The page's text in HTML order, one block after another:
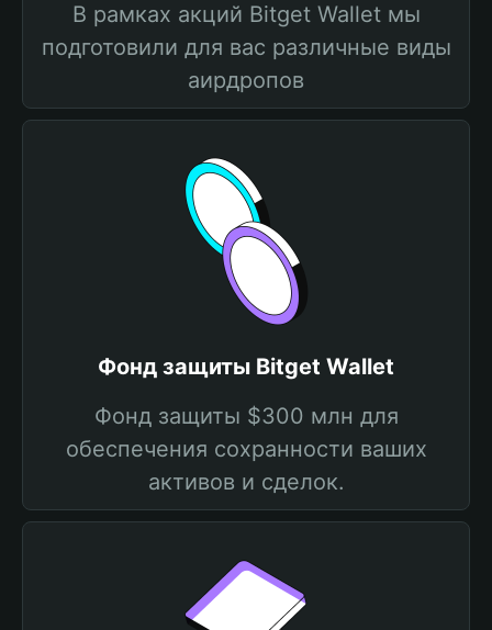
В рамках акций Bitget Wallet мы
подготовили для вас различные виды
аирдропов
Фонд защиты Bitget Wallet
Фонд защиты $300 млн для
обеспечения сохранности ваших
активов и сделок.